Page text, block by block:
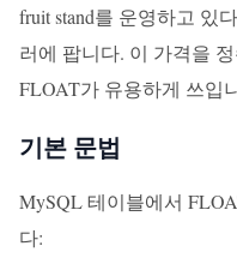
fruit stand를 운영하고 있
러에 팝니다. 이 가격을
FLOAT가 유용하게 쓰입
기본 문법
MySQL 테이블에서
다: